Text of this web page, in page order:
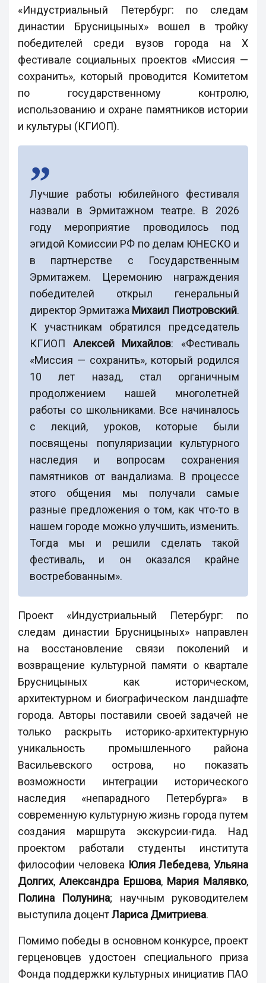
«Индустриальный Петербург: по следам
династии Брусницыных» вошел в тройку
победителей среди вузов города на Х
фестивале социальных проектов «Миссия —
сохранить», который проводится Комитетом
по государственному контролю,
использованию и охране памятников истории
и культуры (КГИОП).
Лучшие работы юбилейного фестиваля
назвали в Эрмитажном театре. В 2026
году мероприятие проводилось под
эгидой Комиссии РФ по делам ЮНЕСКО и
в партнерстве с Государственным
Эрмитажем. Церемонию награждения
победителей открыл генеральный
директор Эрмитажа Михаил Пиотровский.
К участникам обратился председатель
КГИОП Алексей Михайлов: «Фестиваль
«Миссия — сохранить», который родился
10 лет назад, стал органичным
продолжением нашей многолетней
работы со школьниками. Все начиналось
с лекций, уроков, которые были
посвящены популяризации культурного
наследия и вопросам сохранения
памятников от вандализма. В процессе
этого общения мы получали самые
разные предложения о том, как что-то в
нашем городе можно улучшить, изменить.
Тогда мы и решили сделать такой
фестиваль, и он оказался крайне
востребованным».
Проект «Индустриальный Петербург: по
следам династии Брусницыных» направлен
на восстановление связи поколений и
возвращение культурной памяти о квартале
Брусницыных как историческом,
архитектурном и биографическом ландшафте
города. Авторы поставили своей задачей не
только раскрыть историко-архитектурную
уникальность промышленного района
Васильевского острова, но показать
возможности интеграции исторического
наследия «непарадного Петербурга» в
современную культурную жизнь города путем
создания маршрута экскурсии-гида. Над
проектом работали студенты института
философии человека Юлия Лебедева, Ульяна
Долгих,Александра Ершова, Мария Малявко,
Полина Полунина; научным руководителем
выступила доцентЛариса Дмитриева.
Помимо победы в основном конкурсе, проект
герценовцев удостоен специального приза
Фонда поддержки культурных инициатив ПАО